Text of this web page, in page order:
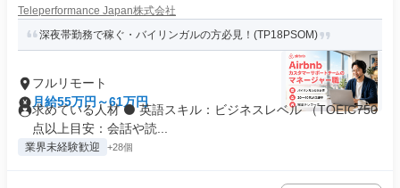
Teleperformance Japan株式会社
深夜帯勤務で稼ぐ・バイリンガルの方必見！(TP18PSOM)
フルリモート
月給55万円～61万円
求めている人材 ⚫ 英語スキル：ビジネスレベル （TOEIC750
点以上目安：会話や読...
業界未経験歓迎 +28個